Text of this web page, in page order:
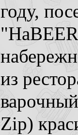
году,
из
Zip)